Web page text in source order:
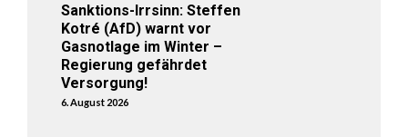
Sanktions-Irrsinn: Steffen
Kotré (AfD) warnt vor
Gasnotlage im Winter –
Regierung gefährdet
Versorgung!
6. August 2026